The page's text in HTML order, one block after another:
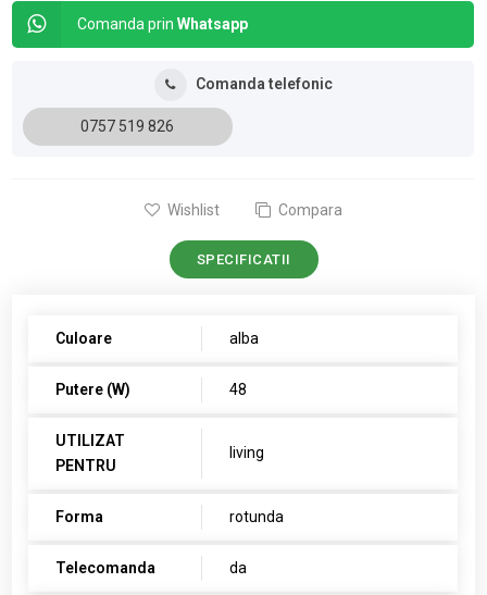
Comanda prinWhatsapp
Comanda telefonic
0757 519 826
Wishlist Compara
SPECIFICATII
Culoare alba
Putere (W) 48
UTILIZAT
PENTRU
living
Forma rotunda
Telecomanda da